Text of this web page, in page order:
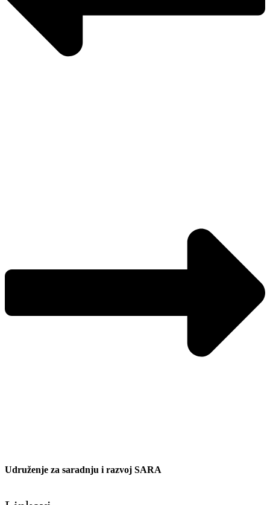
Udruženje za saradnju i razvoj SARA